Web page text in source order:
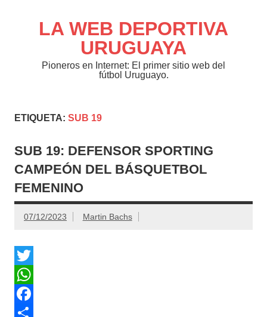
contenidoLA WEB DEPORTIVA
URUGUAYA
Pioneros en Internet: El primer sitio web del
fútbol Uruguayo.
ETIQUETA: SUB 19
SUB 19: DEFENSOR SPORTING
CAMPEÓN DEL BÁSQUETBOL
FEMENINO
07/12/2023 Martin Bachs
T
w
W
hF